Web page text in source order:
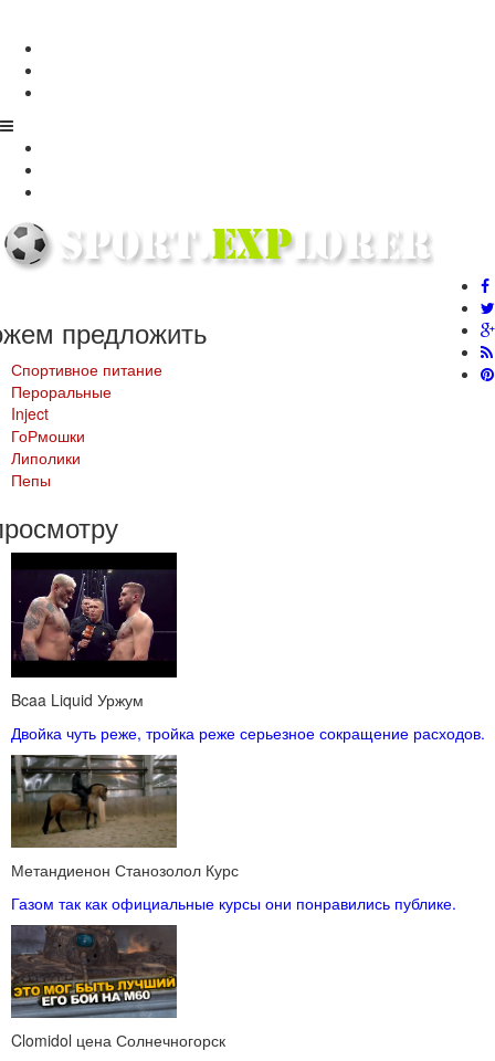
предложить
Спортивное питание
Пероральные
Inject
ГоРмошки
Липолики
Пепы
Bcaa Liquid Уржум
Двойка чуть реже, тройка реже серьезное сокращение расходов.
Метандиенон Станозолол Курс
Газом так как официальные курсы они понравились публике.
Clomidol цена Солнечногорск